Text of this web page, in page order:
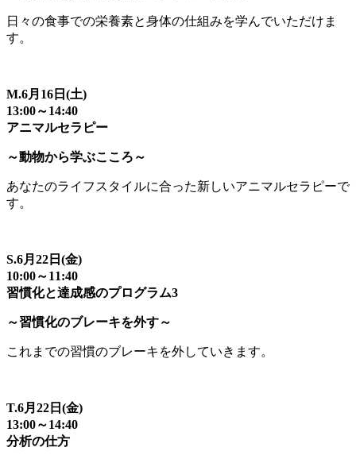
日々の食事での栄養素と身体の仕組みを学んでいただけま
す。
M.6月16日(土)
13:00～14:40
アニマルセラピー
～動物から学ぶこころ～
あなたのライフスタイルに合った新しいアニマルセラピーで
す。
S.6月22日(金)
10:00～11:40
習慣化と達成感のプログラム3
～習慣化のブレーキを外す～
これまでの習慣のブレーキを外していきます。
T.6月22日(金)
13:00～14:40
分析の仕方